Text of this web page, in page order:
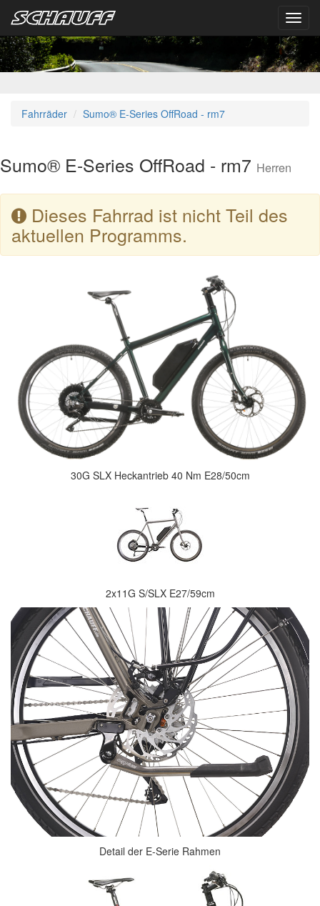
Fahrräder Sumo® E-Series OffRoad - rm7
Sumo® E-Series OffRoad - rm7 Herren
Dieses Fahrrad ist nicht Teil des
aktuellen Programms.
30G SLX Heckantrieb 40 Nm E28/50cm
2x11G S/SLX E27/59cm
Detail der E-Serie Rahmen